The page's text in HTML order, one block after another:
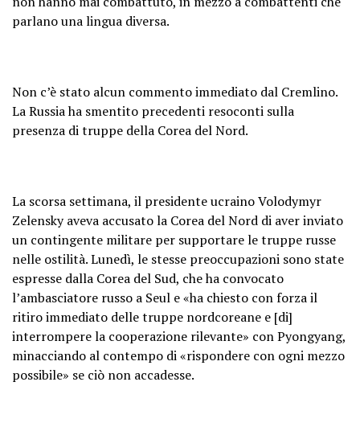
parlano una lingua diversa.
Non c’è stato alcun commento immediato dal Cremlino.
La Russia ha smentito precedenti resoconti sulla
presenza di truppe della Corea del Nord.
La scorsa settimana, il presidente ucraino Volodymyr
Zelensky aveva accusato la Corea del Nord di aver inviato
un contingente militare per supportare le truppe russe
nelle ostilità. Lunedì, le stesse preoccupazioni sono state
espresse dalla Corea del Sud, che ha convocato
l’ambasciatore russo a Seul e «ha chiesto con forza il
ritiro immediato delle truppe nordcoreane e [di]
interrompere la cooperazione rilevante» con Pyongyang,
minacciando al contempo di «rispondere con ogni mezzo
possibile» se ciò non accadesse.